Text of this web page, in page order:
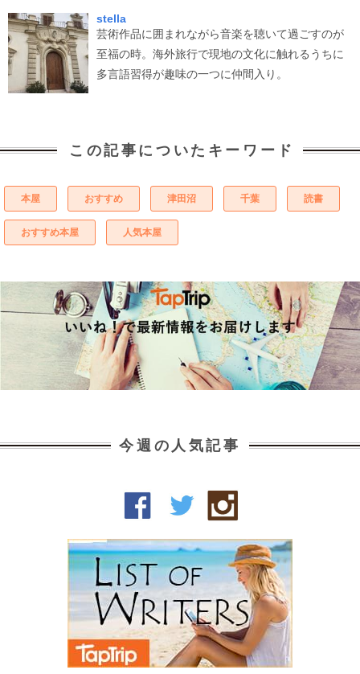
stella
芸術作品に囲まれながら音楽を聴いて過ごすのが
至福の時。海外旅行で現地の文化に触れるうちに
多言語習得が趣味の一つに仲間入り。
この記事についたキーワード
本屋 おすすめ 津田沼 千葉 読書
おすすめ本屋 人気本屋
今週の人気記事